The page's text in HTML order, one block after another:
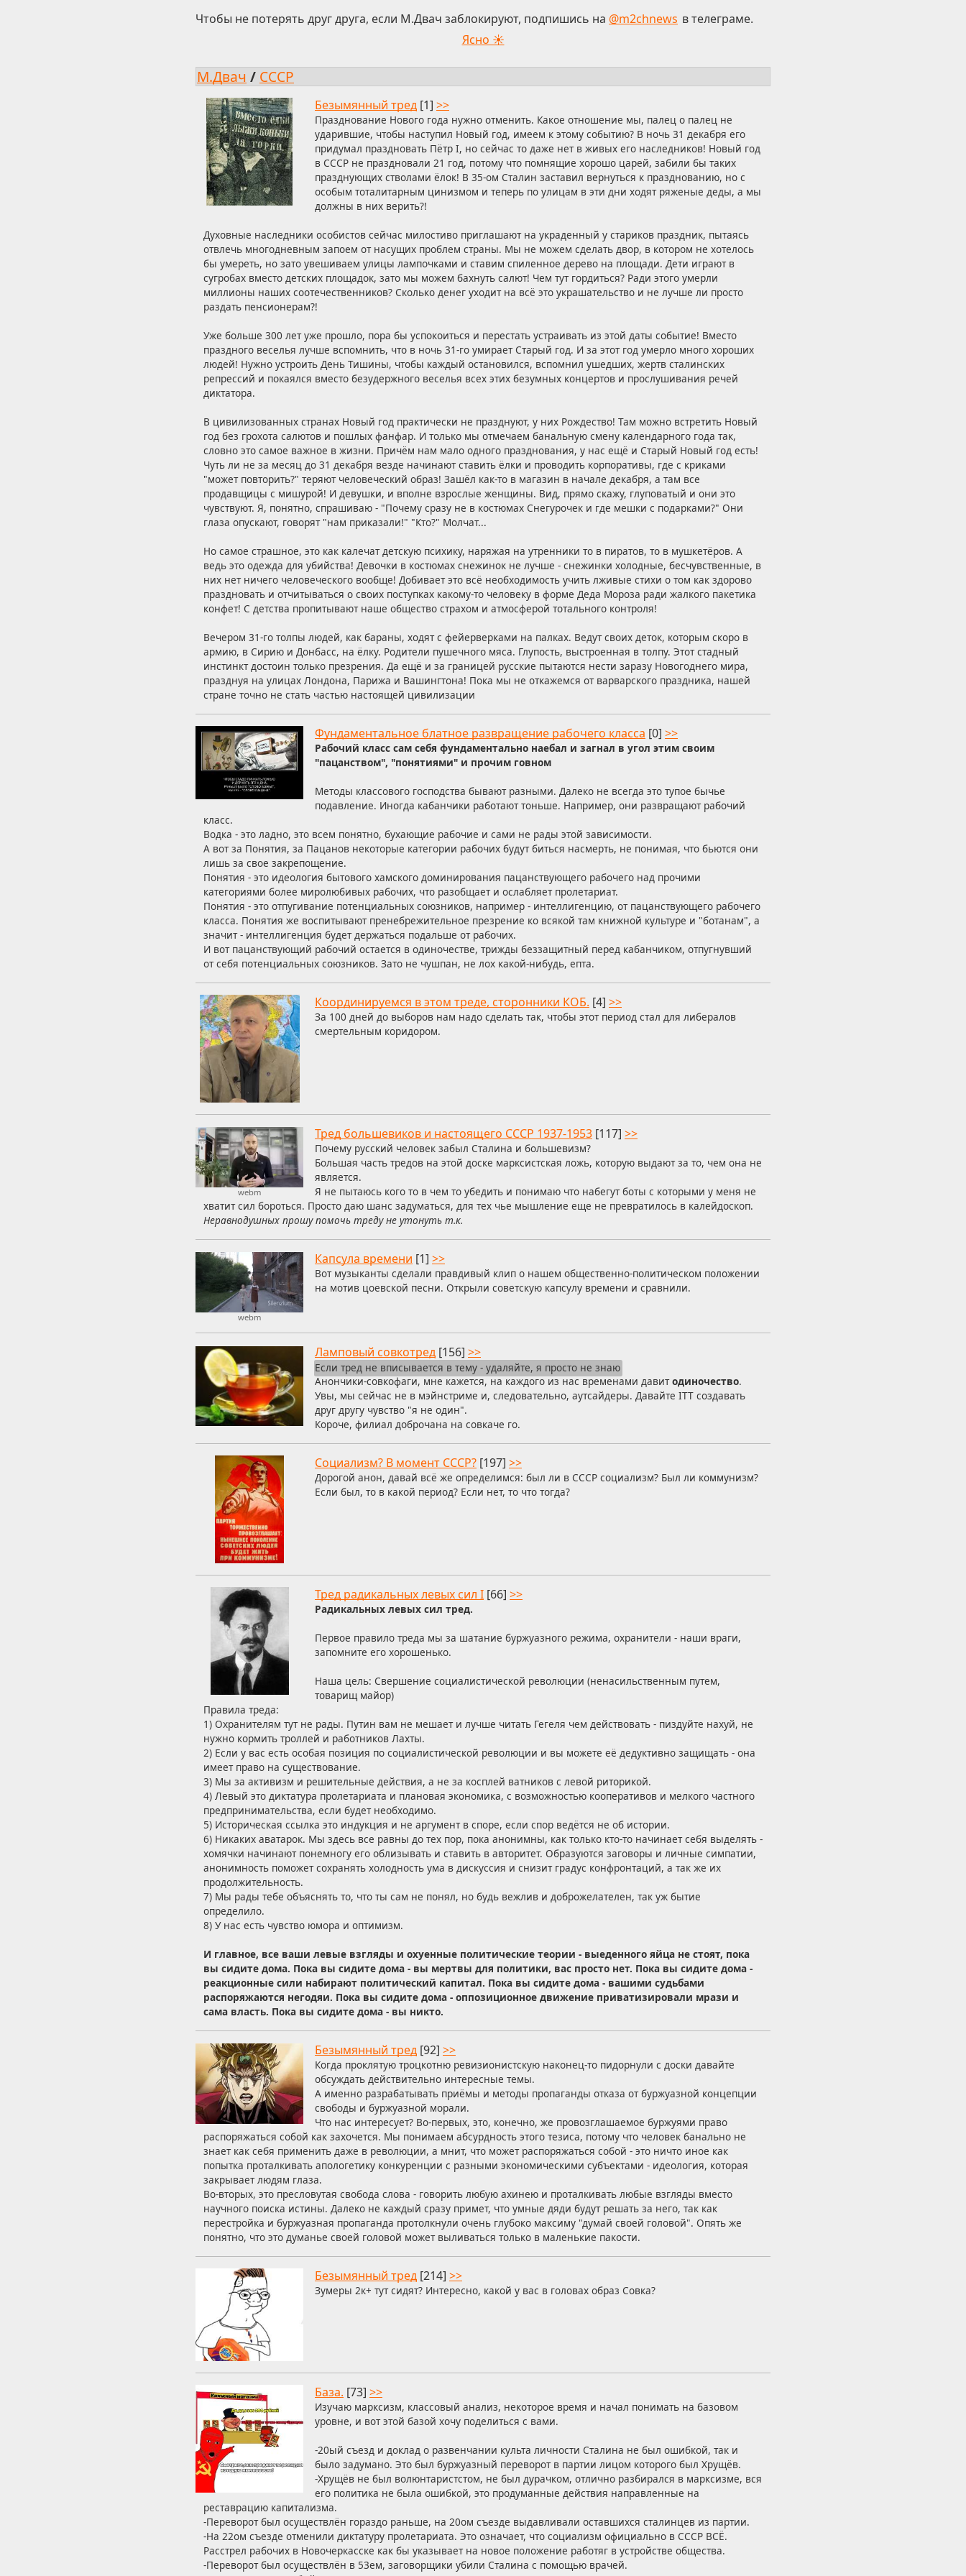
Чтобы не потерять друг друга, если М.Двач заблокируют, подпишись на @m2chnews в телеграме.
Ясно ☀
М.Двач / СССР
Безымянный тред [1] >>
Празднование Нового года нужно отменить. Какое отношение мы, палец о палец не
ударившие, чтобы наступил Новый год, имеем к этому событию? В ночь 31 декабря его
придумал праздновать Пётр I, но сейчас то даже нет в живых его наследников! Новый год
в СССР не праздновали 21 год, потому что помнящие хорошо царей, забили бы таких
празднующих стволами ёлок! В 35-ом Сталин заставил вернуться к празднованию, но с
особым тоталитарным цинизмом и теперь по улицам в эти дни ходят ряженые деды, а мы
должны в них верить?!
Духовные наследники особистов сейчас милостиво приглашают на украденный у стариков праздник, пытаясь
отвлечь многодневным запоем от насущих проблем страны. Мы не можем сделать двор, в котором не хотелось
бы умереть, но зато увешиваем улицы лампочками и ставим спиленное дерево на площади. Дети играют в
сугробах вместо детских площадок, зато мы можем бахнуть салют! Чем тут гордиться? Ради этого умерли
миллионы наших соотечественников? Сколько денег уходит на всё это украшательство и не лучше ли просто
раздать пенсионерам?!
Уже больше 300 лет уже прошло, пора бы успокоиться и перестать устраивать из этой даты событие! Вместо
праздного веселья лучше вспомнить, что в ночь 31-го умирает Старый год. И за этот год умерло много хороших
людей! Нужно устроить День Тишины, чтобы каждый остановился, вспомнил ушедших, жертв сталинских
репрессий и покаялся вместо безудержного веселья всех этих безумных концертов и прослушивания речей
диктатора.
В цивилизованных странах Новый год практически не празднуют, у них Рождество! Там можно встретить Новый
год без грохота салютов и пошлых фанфар. И только мы отмечаем банальную смену календарного года так,
словно это самое важное в жизни. Причём нам мало одного празднования, у нас ещё и Старый Новый год есть!
Чуть ли не за месяц до 31 декабря везде начинают ставить ёлки и проводить корпоративы, где с криками
"может повторить?" теряют человеческий образ! Зашёл как-то в магазин в начале декабря, а там все
продавщицы с мишурой! И девушки, и вполне взрослые женщины. Вид, прямо скажу, глуповатый и они это
чувствуют. Я, понятно, спрашиваю - "Почему сразу не в костюмах Снегурочек и где мешки с подарками?" Они
глаза опускают, говорят "нам приказали!" "Кто?" Молчат...
Но самое страшное, это как калечат детскую психику, наряжая на утренники то в пиратов, то в мушкетёров. А
ведь это одежда для убийства! Девочки в костюмах снежинок не лучше - снежинки холодные, бесчувственные, в
них нет ничего человеческого вообще! Добивает это всё необходимость учить лживые стихи о том как здорово
праздновать и отчитываться о своих поступках какому-то человеку в форме Деда Мороза ради жалкого пакетика
конфет! С детства пропитывают наше общество страхом и атмосферой тотального контроля!
Вечером 31-го толпы людей, как бараны, ходят с фейерверками на палках. Ведут своих деток, которым скоро в
армию, в Сирию и Донбасс, на ёлку. Родители пушечного мяса. Глупость, выстроенная в толпу. Этот стадный
инстинкт достоин только презрения. Да ещё и за границей русские пытаются нести заразу Новогоднего мира,
празднуя на улицах Лондона, Парижа и Вашингтона! Пока мы не откажемся от варварского праздника, нашей
стране точно не стать частью настоящей цивилизации
Фундаментальное блатное развращение рабочего класса [0] >>
Рабочий класс сам себя фундаментально наебал и загнал в угол этим своим
"пацанством", "понятиями" и прочим говном
Методы классового господства бывают разными. Далеко не всегда это тупое бычье
подавление. Иногда кабанчики работают тоньше. Например, они развращают рабочий
класс.
Водка - это ладно, это всем понятно, бухающие рабочие и сами не рады этой зависимости.
А вот за Понятия, за Пацанов некоторые категории рабочих будут биться насмерть, не понимая, что бьются они
лишь за свое закрепощение.
Понятия - это идеология бытового хамского доминирования пацанствующего рабочего над прочими
категориями более миролюбивых рабочих, что разобщает и ослабляет пролетариат.
Понятия - это отпугивание потенциальных союзников, например - интеллигенцию, от пацанствующего рабочего
класса. Понятия же воспитывают пренебрежительное презрение ко всякой там книжной культуре и "ботанам", а
значит - интеллигенция будет держаться подальше от рабочих.
И вот пацанствующий рабочий остается в одиночестве, трижды беззащитный перед кабанчиком, отпугнувший
от себя потенциальных союзников. Зато не чушпан, не лох какой-нибудь, епта.
Координируемся в этом треде, сторонники КОБ. [4] >>
За 100 дней до выборов нам надо сделать так, чтобы этот период стал для либералов
смертельным коридором.
webm
Тред большевиков и настоящего СССР 1937-1953 [117] >>
Почему русский человек забыл Сталина и большевизм?
Большая часть тредов на этой доске марксистская ложь, которую выдают за то, чем она не
является.
Я не пытаюсь кого то в чем то убедить и понимаю что набегут боты с которыми у меня не
хватит сил бороться. Просто даю шанс задуматься, для тех чье мышление еще не превратилось в калейдоскоп.
Неравнодушных прошу помочь треду не утонуть т.к.
webm
Капсула времени [1] >>
Вот музыканты сделали правдивый клип о нашем общественно-политическом положении
на мотив цоевской песни. Открыли советскую капсулу времени и сравнили.
Ламповый совкотред [156] >>
Если тред не вписывается в тему - удаляйте, я просто не знаю
Анончики-совкофаги, мне кажется, на каждого из нас временами давитодиночество.
Увы, мы сейчас не в мэйнстриме и, следовательно, аутсайдеры. Давайте ITT создавать
друг другу чувство "я не один".
Короче, филиал доброчана на совкаче го.
Социализм? В момент СССР? [197] >>
Дорогой анон, давай всë же определимся: был ли в СССР социализм? Был ли коммунизм?
Если был, то в какой период? Если нет, то что тогда?
Тред радикальных левых сил I [66] >>
Радикальных левых сил тред.
Первое правило треда мы за шатание буржуазного режима, охранители - наши враги,
запомните его хорошенько.
Наша цель: Свершение социалистической революции (ненасильственным путем,
товарищ майор)
Правила треда:
1) Охранителям тут не рады. Путин вам не мешает и лучше читать Гегеля чем действовать - пиздуйте нахуй, не
нужно кормить троллей и работников Лахты.
2) Если у вас есть особая позиция по социалистической революции и вы можете её дедуктивно защищать - она
имеет право на существование.
3) Мы за активизм и решительные действия, а не за косплей ватников с левой риторикой.
4) Левый это диктатура пролетариата и плановая экономика, с возможностью кооперативов и мелкого частного
предпринимательства, если будет необходимо.
5) Историческая ссылка это индукция и не аргумент в споре, если спор ведётся не об истории.
6) Никаких аватарок. Мы здесь все равны до тех пор, пока анонимны, как только кто-то начинает себя выделять -
хомячки начинают понемногу его облизывать и ставить в авторитет. Образуются заговоры и личные симпатии,
анонимность поможет сохранять холодность ума в дискуссия и снизит градус конфронтаций, а так же их
продолжительность.
7) Мы рады тебе объяснять то, что ты сам не понял, но будь вежлив и доброжелателен, так уж бытие
определило.
8) У нас есть чувство юмора и оптимизм.
И главное, все ваши левые взгляды и охуенные политические теории - выеденного яйца не стоят, пока
вы сидите дома. Пока вы сидите дома - вы мертвы для политики, вас просто нет. Пока вы сидите дома -
реакционные сили набирают политический капитал. Пока вы сидите дома - вашими судьбами
распоряжаются негодяи. Пока вы сидите дома - оппозиционное движение приватизировали мрази и
сама власть. Пока вы сидите дома - вы никто.
Безымянный тред [92] >>
Когда проклятую троцкотню ревизионистскую наконец-то пидорнули с доски давайте
обсуждать действительно интересные темы.
А именно разрабатывать приёмы и методы пропаганды отказа от буржуазной концепции
свободы и буржуазной морали.
Что нас интересует? Во-первых, это, конечно, же провозглашаемое буржуями право
распоряжаться собой как захочется. Мы понимаем абсурдность этого тезиса, потому что человек банально не
знает как себя применить даже в революции, а мнит, что может распоряжаться собой - это ничто иное как
попытка проталкивать апологетику конкуренции с разными экономическими субъектами - идеология, которая
закрывает людям глаза.
Во-вторых, это пресловутая свобода слова - говорить любую ахинею и проталкивать любые взгляды вместо
научного поиска истины. Далеко не каждый сразу примет, что умные дяди будут решать за него, так как
перестройка и буржуазная пропаганда протолкнули очень глубоко максиму "думай своей головой". Опять же
понятно, что это думанье своей головой может выливаться только в маленькие пакости.
Безымянный тред [214] >>
Зумеры 2к+ тут сидят? Интересно, какой у вас в головах образ Совка?
База. [73] >>
Изучаю марксизм, классовый анализ, некоторое время и начал понимать на базовом
уровне, и вот этой базой хочу поделиться с вами.
-20ый съезд и доклад о развенчании культа личности Сталина не был ошибкой, так и
было задумано. Это был буржуазный переворот в партии лицом которого был Хрущёв.
-Хрущёв не был волюнтаристстом, не был дурачком, отлично разбирался в марксизме, вся
его политика не была ошибкой, это продуманные действия направленные на
реставрацию капитализма.
-Переворот был осуществлён гораздо раньше, на 20ом съезде выдавливали оставшихся сталинцев из партии.
-На 22ом съезде отменили диктатуру пролетариата. Это означает, что социализм официально в СССР ВСЁ.
Расстрел рабочих в Новочеркасске как бы указывает на новое положение работяг в устройстве общества.
-Переворот был осуществлён в 53ем, заговорщики убили Сталина с помощью врачей.